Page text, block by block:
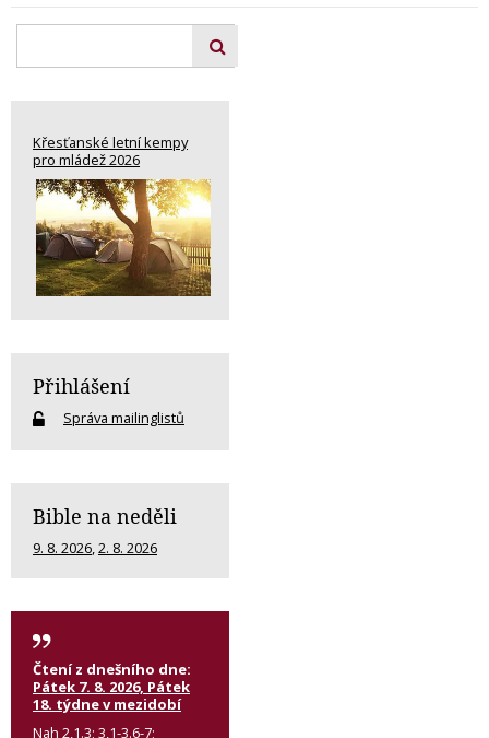
Křesťanské letní kempy
pro mládež 2026
Přihlášení
Správa mailinglistů
Bible na neděli
9. 8. 2026,2. 8. 2026
Čtení z dnešního dne:
Pátek 7. 8. 2026, Pátek
18. týdne v mezidobí
Nah 2,1.3; 3,1-3.6-7;